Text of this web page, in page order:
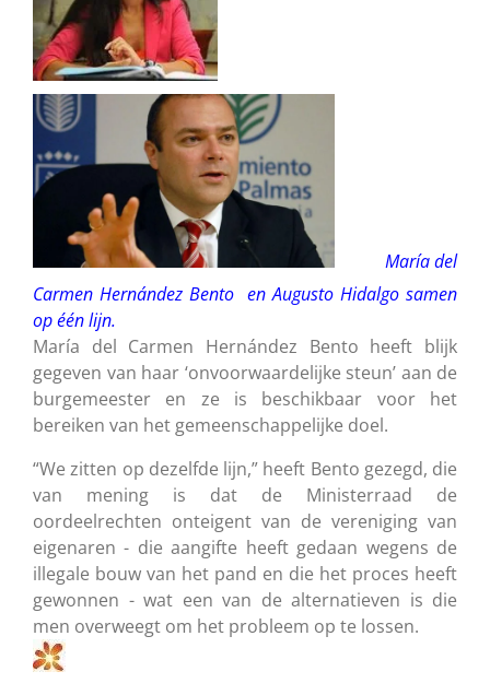
María del
Carmen Hernández Bento en Augusto Hidalgo samen
op één lijn.
María del Carmen Hernández Bento heeft blijk
gegeven van haar ‘onvoorwaardelijke steun’ aan de
burgemeester en ze is beschikbaar voor het
bereiken van het gemeenschappelijke doel.
“We zitten op dezelfde lijn,” heeft Bento gezegd, die
van mening is dat de Ministerraad de
oordeelrechten onteigent van de vereniging van
eigenaren - die aangifte heeft gedaan wegens de
illegale bouw van het pand en die het proces heeft
gewonnen - wat een van de alternatieven is die
men overweegt om het probleem op te lossen.